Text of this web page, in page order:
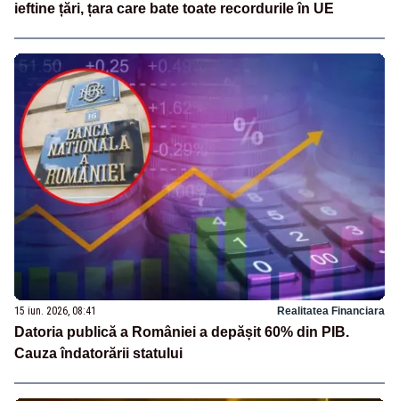
ieftine țări, țara care bate toate recordurile în UE
15 iun. 2026, 08:41 Realitatea Financiara
Datoria publică a României a depășit 60% din PIB.
Cauza îndatorării statului